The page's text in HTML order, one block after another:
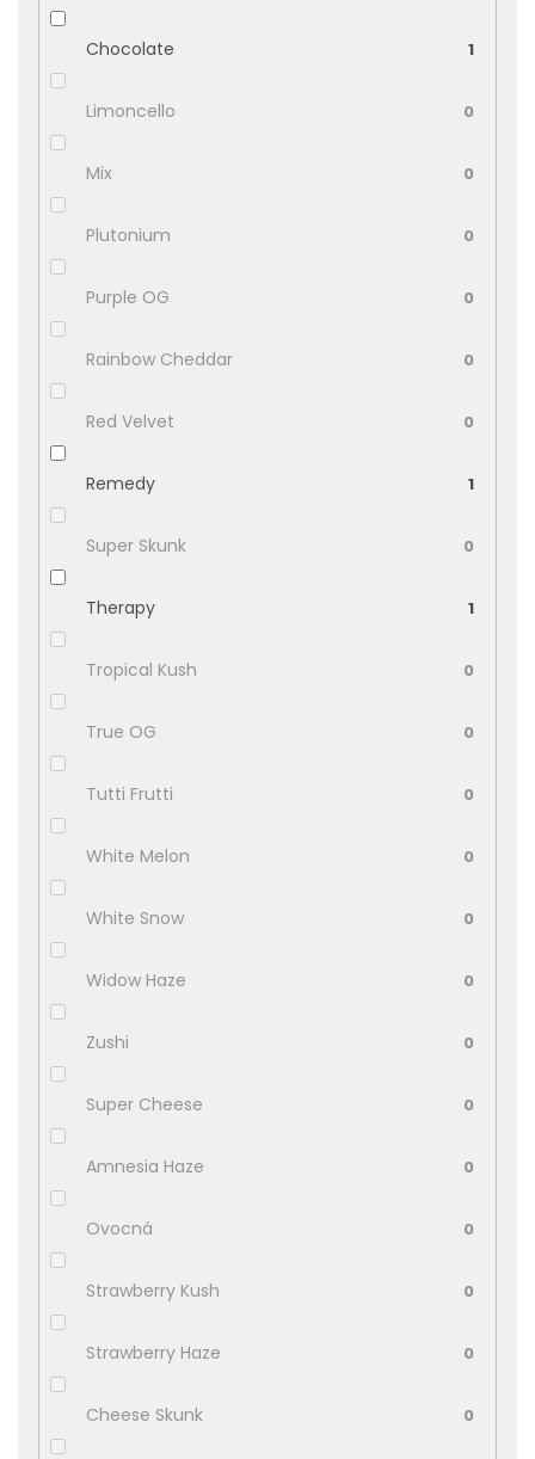
Chocolate 1
Limoncello 0
Mix 0
Plutonium 0
Purple OG 0
Rainbow Cheddar 0
Red Velvet 0
Remedy 1
Super Skunk 0
Therapy 1
Tropical Kush 0
True OG 0
Tutti Frutti 0
White Melon 0
White Snow 0
Widow Haze 0
Zushi 0
Super Cheese 0
Amnesia Haze 0
Ovocná 0
Strawberry Kush 0
Strawberry Haze 0
Cheese Skunk 0